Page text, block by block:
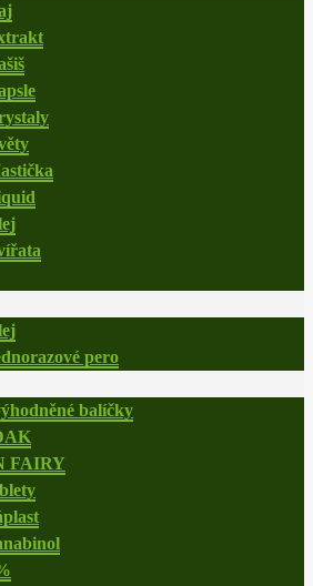
pero
balíčky
FAIRY